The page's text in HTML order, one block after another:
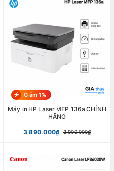
Giảm 1%
Máy in HP Laser MFP 136a CHÍNH
HÃNG
3.890.000₫ 3.900.000₫